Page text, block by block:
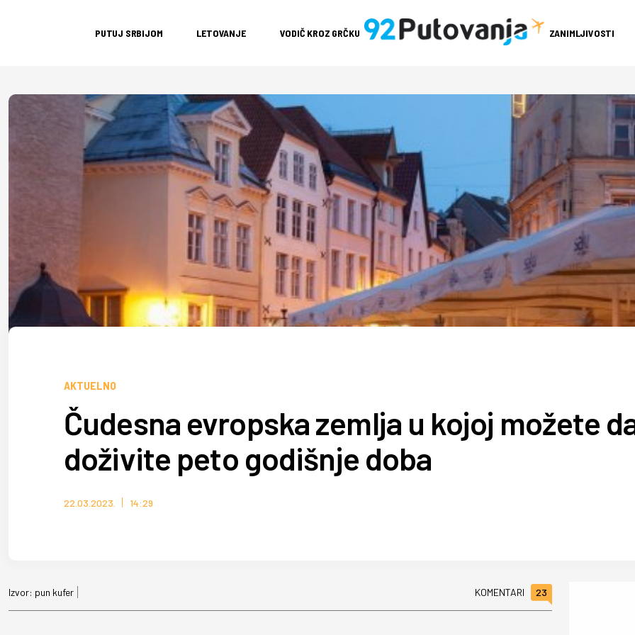
PUTUJ SRBIJOM LETOVANJE VODIČ KROZ GRČKU ZANIMLJIVOSTI
AKTUELNO
Čudesna evropska zemlja u kojoj možete
doživite peto godišnje doba
22.03.2023. 14:29
Izvor: pun kufer KOMENTARI 23